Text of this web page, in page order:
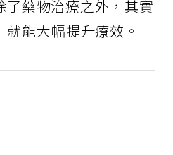
藥物治療之外，其實
能大幅提升療效。